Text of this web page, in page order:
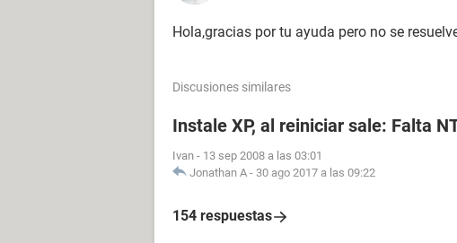
Hola,gracias por tu ayuda pero no se
Discusiones similares
Instale XP, al reiniciar sale: Falta
Ivan - 13 sep 2008 a las 03:01
Jonathan A - 30 ago 2017 a las 09:22
154 respuestas